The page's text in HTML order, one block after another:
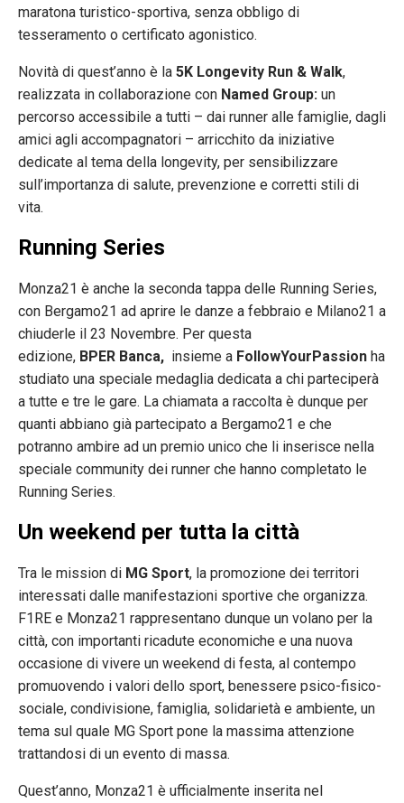
maratona turistico-sportiva, senza obbligo di
tesseramento o certificato agonistico.
Novità di quest’anno è la 5K Longevity Run & Walk,
realizzata in collaborazione con Named Group: un
percorso accessibile a tutti – dai runner alle famiglie, dagli
amici agli accompagnatori – arricchito da iniziative
dedicate al tema della longevity, per sensibilizzare
sull’importanza di salute, prevenzione e corretti stili di
vita.
Running Series
Monza21 è anche la seconda tappa delle Running Series,
con Bergamo21 ad aprire le danze a febbraio e Milano21 a
chiuderle il 23 Novembre. Per questa
edizione, BPER Banca, insieme a FollowYourPassion ha
studiato una speciale medaglia dedicata a chi parteciperà
a tutte e tre le gare. La chiamata a raccolta è dunque per
quanti abbiano già partecipato a Bergamo21 e che
potranno ambire ad un premio unico che li inserisce nella
speciale community dei runner che hanno completato le
Running Series.
Un weekend per tutta la città
Tra le mission di MG Sport, la promozione dei territori
interessati dalle manifestazioni sportive che organizza.
F1RE e Monza21 rappresentano dunque un volano per la
città, con importanti ricadute economiche e una nuova
occasione di vivere un weekend di festa, al contempo
promuovendo i valori dello sport, benessere psico-fisico-
sociale, condivisione, famiglia, solidarietà e ambiente, un
tema sul quale MG Sport pone la massima attenzione
trattandosi di un evento di massa.
Quest’anno, Monza21 è ufficialmente inserita nel